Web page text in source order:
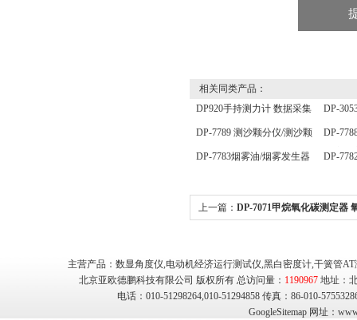
相关同类产品：
DP920手持测力计 数据采集
分析仪 压力传感器仪表
DP-
定仪 有
DP-7789 测沙颗分仪/测沙颗
分仪/ 测沙颗检测仪
DP-
温度测
DP-7783烟雾油/烟雾发生器
DP-
上一篇： DP-7071甲烷氧化碳测定器
主营产品：数显角度仪,电动机经济运行测试仪,黑白密度计,干簧管
北京亚欧德鹏科技有限公司 版权所有 总访问量： 1190967地址：
电话：010-51298264,010-51294858 传真：86-010-
GoogleSitemap网址：